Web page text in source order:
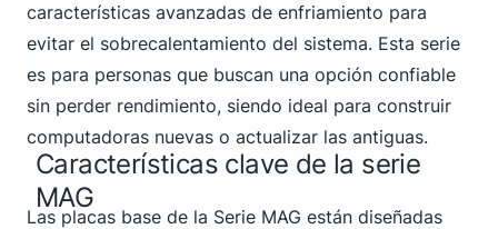
características avanzadas de enfriamiento para
evitar el sobrecalentamiento del sistema. Esta serie
es para personas que buscan una opción confiable
sin perder rendimiento, siendo ideal para construir
computadoras nuevas o actualizar las antiguas.
Características clave de la serie
MAG
Las placas base de la Serie MAG están diseñadas